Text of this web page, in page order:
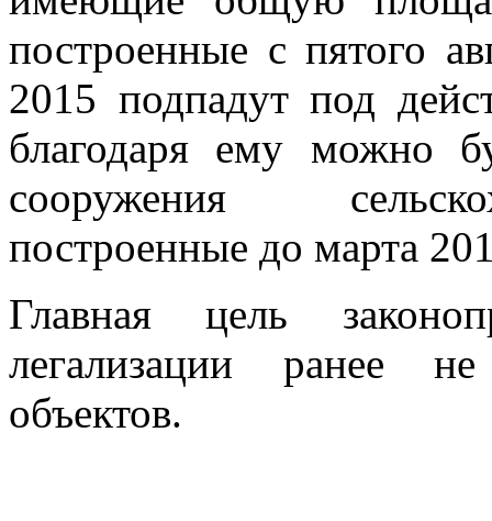
построенные с пятого
2015 подпадут под
благодаря ему можно
сооружения
построенные до марта
Главная цель
легализации ранее
объектов.